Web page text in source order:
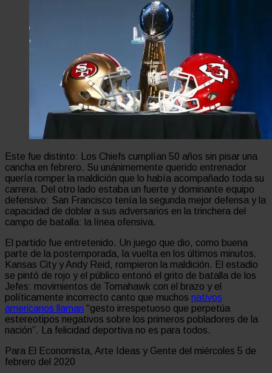
Este fue distinto: Los Chiefs cumplían 50 años sin pisar una
cancha en febrero. Su unánimemente querido entrenador
quería romper la maldición que lo había acompañado toda su
carrera. Del otro lado estaba un fuerte y dominante equipo
defensivo: San Francisco tenía la segunda mejor defensa y la
capacidad de doblar a sus adversarios en la trinchera del
campo de batalla: la línea ofensiva.
El partido fue entretenido. Un juego que dio, como buena
parte de la postemporada, la vuelta en los últimos minutos.
Kansas City y Andy Reid, rompieron la maldición. El estadio
se pintó de rojo y el público entonó el grito de batalla de los
Jefes: movimientos de Tomahawk con el brazo y el
políticamente incorrecto canto que muchos nativos
americanos llaman “gesto irrespetuoso que perpetúa
estereotipos negativos sobre los primeros pobladores de la
nación”. La felicidad deportiva no es para todos.
Para El Economista, Arte Ideas y Gente del miércoles 5 de
febrero del 2020